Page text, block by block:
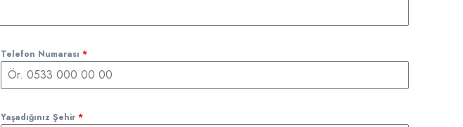
Telefon Numarası *
Yaşadığınız Şehir *